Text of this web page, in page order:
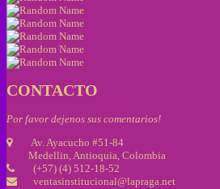
CONTACTO
Por favor dejenos sus comentarios!
Av. Ayacucho #51-84
Medellin, Antioquia, Colombia
(+57) (4) 512-18-52
ventasinstitucional@lapraga.net